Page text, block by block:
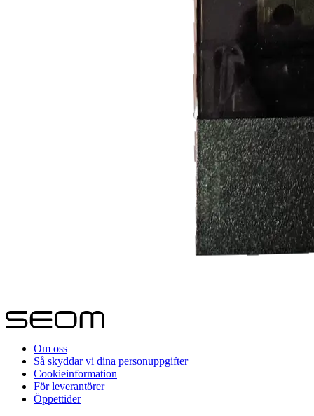
Om oss
Så skyddar vi dina personuppgifter
Cookieinformation
För leverantörer
Öppettider